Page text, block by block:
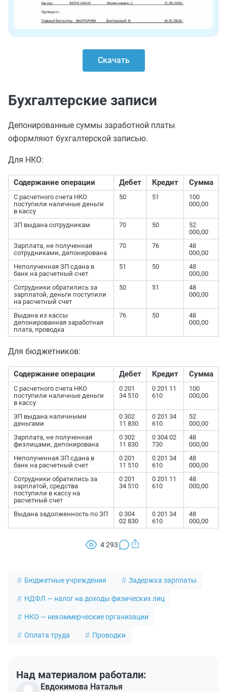
Скачать
Бухгалтерские записи
Депонированные суммы заработной платы
оформляют бухгалтерской записью.
Для НКО:
Содержание операции Дебет Кредит Сумма
С расчетного счета НКО
поступили наличные деньги
в кассу
50 51
100
000,00
ЗП выдана сотрудникам 70 50
52
000,00
Зарплата, не полученная
сотрудниками, депонирована
70 76
48
000,00
Неполученная ЗП сдана в
банк на расчетный счет
51 50
48
000,00
Сотрудники обратились за
зарплатой, деньги поступили
на расчетный счет
50 51
48
000,00
Выдана из кассы
депонированная заработная
плата, проводка
76 50
48
000,00
Для бюджетников:
Содержание операции Дебет Кредит Сумма
С расчетного счета НКО
поступили наличные деньги
в кассу
0 201
34 510
0 201 11
610
100
000,00
ЗП выдана наличными
деньгами
0 302
11 830
0 201 34
610
52
000,00
Зарплата, не полученная
физлицами, депонирована
0 302
11 830
0 304 02
730
48
000,00
Неполученная ЗП сдана в
банк на расчетный счет
0 201
11 510
0 201 34
610
48
000,00
Сотрудники обратились за
зарплатой, средства
поступили в кассу на
расчетный счет
0 201
34 510
0 201 11
610
48
000,00
Выдана задолженность по ЗП
0 304
02 830
0 201 34
610
48
000,00
4 293
Бюджетные учреждения Задержка зарплаты
НДФЛ — налог на доходы физических лиц
НКО — некоммерческие организации
Оплата труда Проводки
Над материалом работали:
Евдокимова Наталья